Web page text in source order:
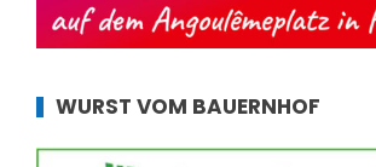
WURST VOM BAUERNHOF